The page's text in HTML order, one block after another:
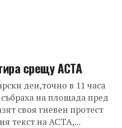
срещу АСТА
ден,точно в 11 часа
на площада пред
своя гневен протест
текст на АСТА,...